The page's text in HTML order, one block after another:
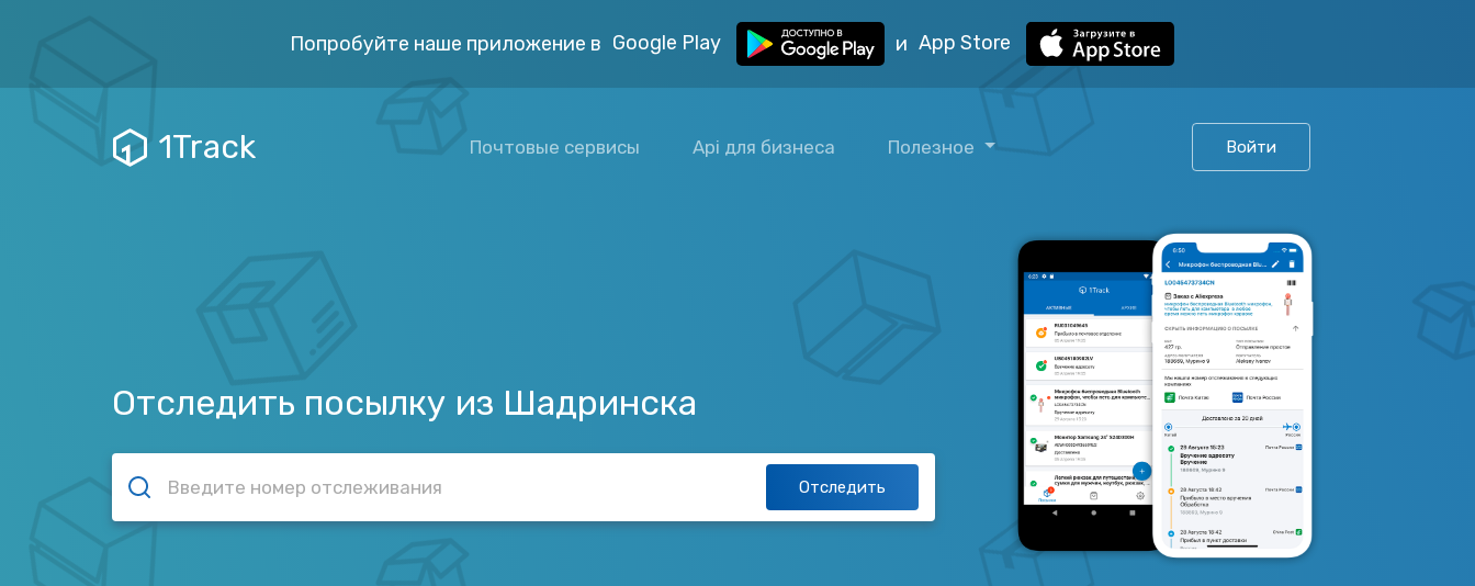
Попробуйте наше приложение в Google Play и App Store
1Track Почтовые сервисы Api для бизнеса Полезное Войти
Отследить посылку из Шадринска
Отследить